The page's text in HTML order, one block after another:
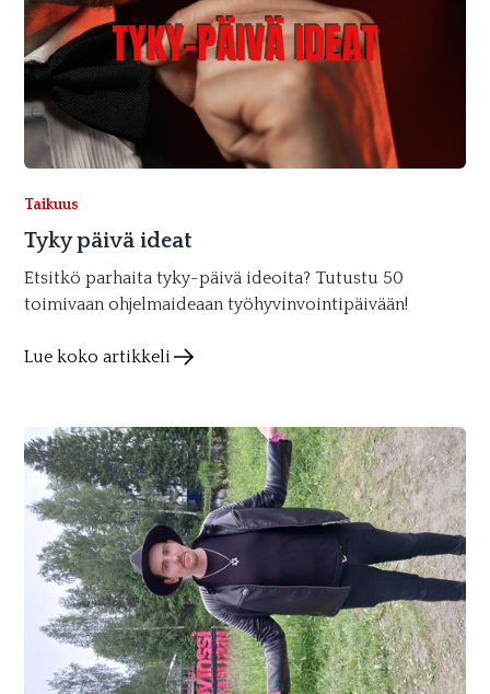
Taikuus
Tyky päivä ideat
Etsitkö parhaita tyky-päivä ideoita? Tutustu 50
toimivaan ohjelmaideaan työhyvinvointipäivään!
Lue koko artikkeli